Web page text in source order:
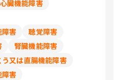
心臓機能障害
障害
聴覚障害
腎臓機能障害
う又は直腸機能障害
障害